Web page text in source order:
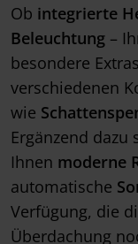
Ob integrierte
Beleuchtung –
besondere
verschiedenen
wie
Ergänzend dazu
Ihnen moderne
automatische
Verfügung, die
Überdachung